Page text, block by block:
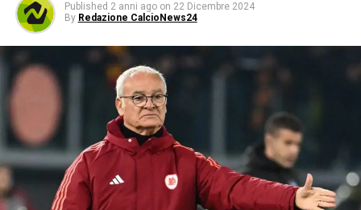
Published 2 anni ago on 22 Dicembre 2024
By Redazione CalcioNews24